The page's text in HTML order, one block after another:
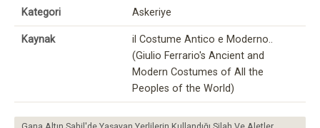
Kategori Askeriye
Kaynak
il Costume Antico e Moderno..
(Giulio Ferrario's Ancient and
Modern Costumes of All the
Peoples of the World)